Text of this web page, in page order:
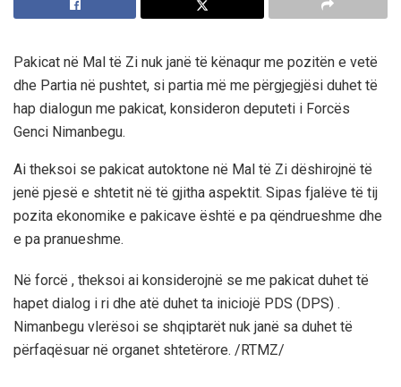
Pakicat në Mal të Zi nuk janë të kënaqur me pozitën e vetë
dhe Partia në pushtet, si partia më me përgjegjësi duhet të
hap dialogun me pakicat, konsideron deputeti i Forcës
Genci Nimanbegu.
Ai theksoi se pakicat autoktone në Mal të Zi dëshirojnë të
jenë pjesë e shtetit në të gjitha aspektit. Sipas fjalëve të tij
pozita ekonomike e pakicave është e pa qëndrueshme dhe
e pa pranueshme.
Në forcë , theksoi ai konsiderojnë se me pakicat duhet të
hapet dialog i ri dhe atë duhet ta iniciojë PDS (DPS) .
Nimanbegu vlerësoi se shqiptarët nuk janë sa duhet të
përfaqësuar në organet shtetërore. /RTMZ/